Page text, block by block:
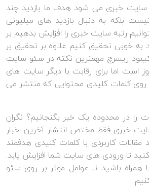
خبری می شود هدف ما بازدید چند
بلکه به دنبال بازدید های میلیونی
رتبه سایت خبری را افزایش بدهیم بر
به خوبی تحقیق کنیم علاوه بر تحقیق بر
ریسرچ مهمنرین نکته در سئو سایت
است اما برای رقابت با دیگر سایت های
کلمات کلیدی محتوایی که منتشر می
را در محدوده یک خبر بگنجانیم؟ نگران
خبری فقط مختص انتشار آخرین اخبار
کاربردی با کلمات کلیدی هدفمند
تا ورودی های سایت شما افزایش یابد.
همراه باشید تا عوامل موثر بر روی سئو